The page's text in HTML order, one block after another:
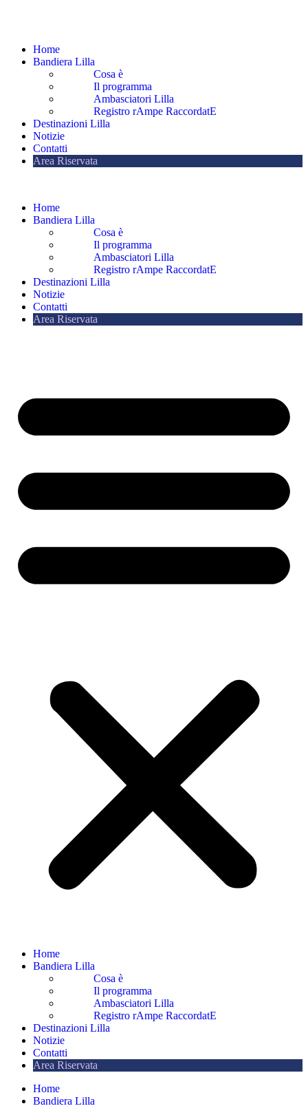
Home
Bandiera Lilla
Cosa è
Il programma
Ambasciatori Lilla
Registro rAmpe RaccordatE
Destinazioni Lilla
Notizie
Contatti
Area Riservata
Home
Bandiera Lilla
Cosa è
Il programma
Ambasciatori Lilla
Registro rAmpe RaccordatE
Destinazioni Lilla
Notizie
Contatti
Area Riservata
Home
Bandiera Lilla
Cosa è
Il programma
Ambasciatori Lilla
Registro rAmpe RaccordatE
Destinazioni Lilla
Notizie
Contatti
Area Riservata
Home
Bandiera Lilla